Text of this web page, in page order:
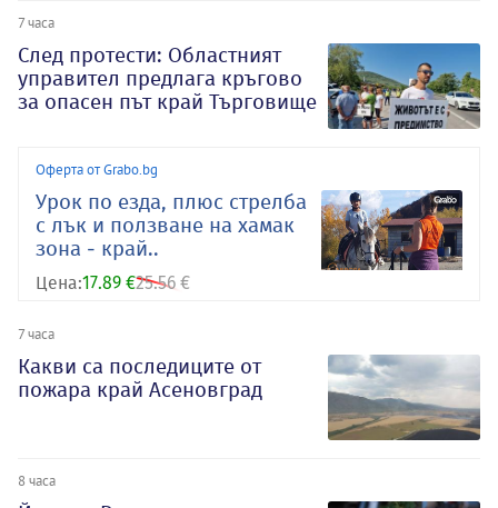
7 часа
След протести: Областният
управител предлага кръгово
за опасен път край Търговище
Оферта от Grabo.bg
Урок по езда, плюс стрелба
с лък и ползване на хамак
зона - край..
Цена:17.89 €25.56 €
7 часа
Какви са последиците от
пожара край Асеновград
8 часа